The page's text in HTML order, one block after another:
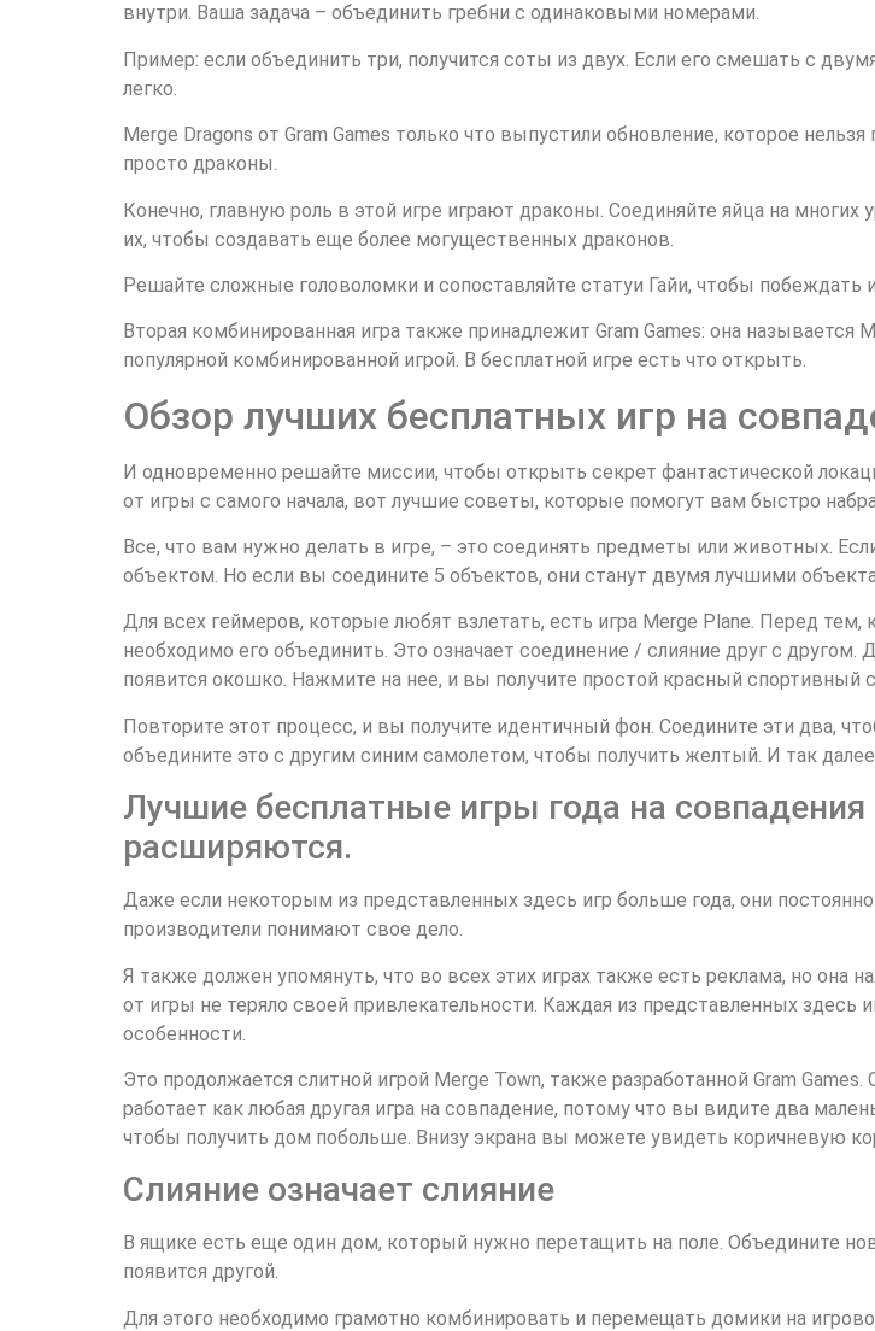
внутри. Ваша задача – объединить гребни с одинаковыми номерами.
Пример: если объединить три, получится соты из двух. Если его смешать с
легко.
Merge Dragons от Gram Games только что выпустили обновление, которое
просто драконы.
Конечно, главную роль в этой игре играют драконы. Соединяйте яйца на
их, чтобы создавать еще более могущественных драконов.
Решайте сложные головоломки и сопоставляйте статуи Гайи, чтобы побеждать
Вторая комбинированная игра также принадлежит Gram Games: она
популярной комбинированной игрой. В бесплатной игре есть что открыть.
Обзор лучших бесплатных игр на
И одновременно решайте миссии, чтобы открыть секрет фантастической
от игры с самого начала, вот лучшие советы, которые помогут вам быстро
Все, что вам нужно делать в игре, – это соединять предметы или животных.
объектом. Но если вы соедините 5 объектов, они станут двумя лучшими
Для всех геймеров, которые любят взлетать, есть игра Merge Plane. Перед тем,
необходимо его объединить. Это означает соединение / слияние друг с
появится окошко. Нажмите на нее, и вы получите простой красный спортивный
Повторите этот процесс, и вы получите идентичный фон. Соедините эти два,
объедините это с другим синим самолетом, чтобы получить желтый. И так
Лучшие бесплатные игры года на
расширяются.
Даже если некоторым из представленных здесь игр больше года, они
производители понимают свое дело.
Я также должен упомянуть, что во всех этих играх также есть реклама, но она
от игры не теряло своей привлекательности. Каждая из представленных
особенности.
Это продолжается слитной игрой Merge Town, также разработанной Gram
работает как любая другая игра на совпадение, потому что вы видите два
чтобы получить дом побольше. Внизу экрана вы можете увидеть коричневую
Слияние означает слияние
В ящике есть еще один дом, который нужно перетащить на поле. Объедините
появится другой.
Для этого необходимо грамотно комбинировать и перемещать домики на